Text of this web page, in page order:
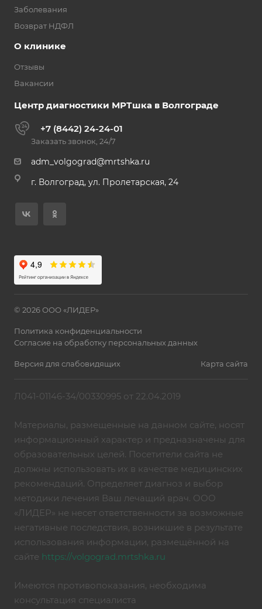
Заболевания
Возврат НДФЛ
О клинике
Отзывы
Вакансии
Центр диагностики МРТшка в Волгограде
+7 (8442) 24-24-01
Заказать звонок, 24/7
adm_volgograd@mrtshka.ru
г. Волгоград, ул. Пролетарская, 24
© 2026 ООО «ЛИДЕР»
Политика конфиденциальности
Согласие на обработку персональных данных
Версия для слабовидящих Карта сайта
Л041-01146-34/00330995 от 22.04.2019
Материалы, размещенные на данном сайте, носят
информационный характер и предназначены для
образовательных целей. Посетители сайта не
должны использовать их в качестве медицинских
рекомендаций. Определяет диагноз и выбор
методики лечения Ваш лечащий врач. ООО
«ЛИДЕР» не несет ответственности за возможные
негативные последствия, возникшие в результате
использования информации, размещённой на
сайте https://volgograd.mrtshka.ru
Имеются противопоказания, необходима
консультация специалиста